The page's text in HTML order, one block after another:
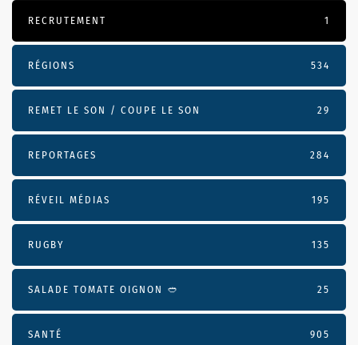
RECRUTEMENT 1
RÉGIONS 534
REMET LE SON / COUPE LE SON 29
REPORTAGES 284
RÉVEIL MÉDIAS 195
RUGBY 135
SALADE TOMATE OIGNON 🥙 25
SANTÉ 905